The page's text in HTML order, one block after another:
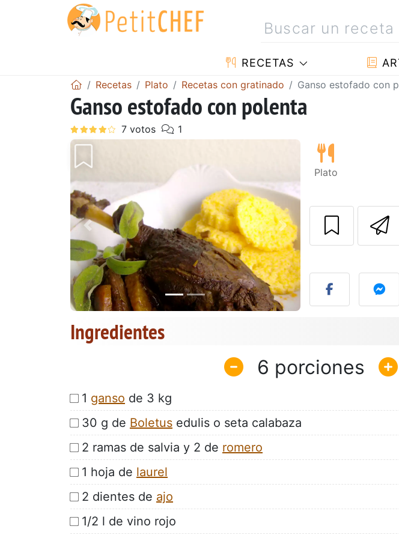
RECETAS
Recetas Plato Recetas con gratinado Ganso estofado con
Ganso estofado con polenta
Anterior Siguiente
Plato
Ingredientes
6
1 ganso de 3 kg
30 g de Boletus edulis o seta calabaza
2 ramas de salvia y 2 de romero
1 hoja de laurel
2 dientes de ajo
1/2 l de vino rojo